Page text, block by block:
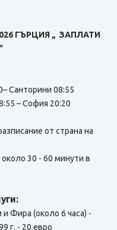
ГЪРЦИЯ „ ЗАПЛАТИ
Санторини 08:55
– София 20:20
от страна на
30 - 60 минути в
Фира (около 6 часа) -
г. - 20 евро